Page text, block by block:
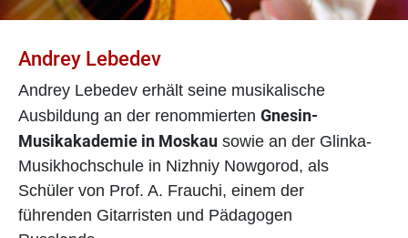
Andrey Lebedev
Andrey Lebedev erhält seine musikalische
Ausbildung an der renommierten Gnesin-
Musikakademie in Moskau sowie an der Glinka-
Musikhochschule in Nizhniy Nowgorod, als
Schüler von Prof. A. Frauchi, einem der
führenden Gitarristen und Pädagogen